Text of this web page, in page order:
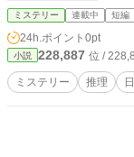
ミステリー 連載中 短編
24h.ポイント 0pt
小説 228,887 位 /
ミステリー 推理